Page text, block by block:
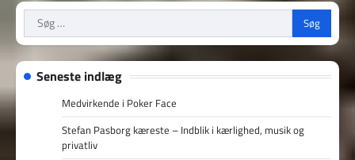
Søg
efter:
Seneste indlæg
Medvirkende i Poker Face
Stefan Pasborg kæreste – Indblik i kærlighed, musik og
privatliv